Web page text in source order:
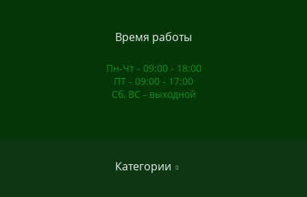
Категории
Время работы
Пн-Чт - 09:00 - 18:00
ПТ - 09:00 - 17:00
Сб, ВС - выходной